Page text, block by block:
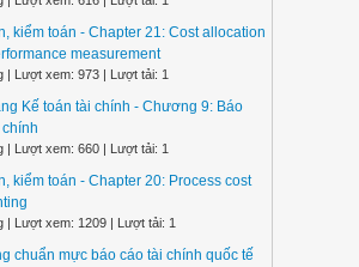
kiểm toán - Chapter 21: Cost allocation
measurement
| Lượt xem: 973 | Lượt tải: 1
Kế toán tài chính - Chương 9: Báo
| Lượt xem: 660 | Lượt tải: 1
kiểm toán - Chapter 20: Process cost
| Lượt xem: 1209 | Lượt tải: 1
chuẩn mực báo cáo tài chính quốc tế